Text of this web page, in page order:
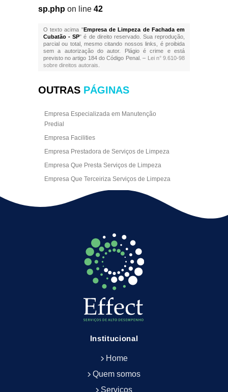
sp.phpon line 42
O texto acima "Empresa de Limpeza de Fachada em
Cubatão - SP" é de direito reservado. Sua reprodução,
parcial ou total, mesmo citando nossos links, é proibida
sem a autorização do autor. Plágio é crime e está
previsto no artigo 184 do Código Penal. – Lei n° 9.610-98
sobre direitos autorais
OUTRAS PÁGINAS
Empresa Especializada em Manutenção
Predial
Empresa Facilities
Empresa Prestadora de Serviços de Limpeza
Empresa Que Presta Serviços de Limpeza
Empresa Que Terceiriza Serviços de Limpeza
Empresa Terceirizada de Portaria
Empresa de Facilities
Empresa de Limpeza Empresarial
Empresa de Limpeza Predial
Empresa de Limpeza Predial Terceirizada
Empresa de Limpeza de Escritório
Empresa de Limpeza de Fachada
Empresa de Limpeza de Fachadas
Empresa de Limpeza e Conservação Predial
Empresa de Portaria e Controlador de Acesso
Empresa de Portaria e Limpeza
Empresa de Serviços Terceirizados
Institucional
Home
Quem somos
Serviços